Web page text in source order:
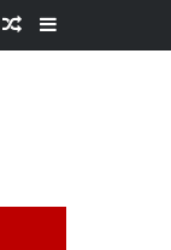
Publicación al
Barra lateral